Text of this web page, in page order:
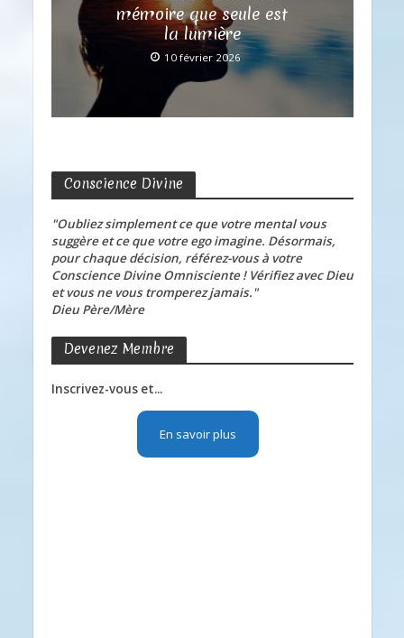
mémoire que seule est
la lumière
10 février 2026
Conscience Divine
"Oubliez simplement ce que votre mental vous
suggère et ce que votre ego imagine. Désormais,
pour chaque décision, référez-vous à votre
Conscience Divine Omnisciente ! Vérifiez avec Dieu
et vous ne vous tromperez jamais."
Dieu Père/Mère
Devenez Membre
Inscrivez-vous et...
En savoir plus